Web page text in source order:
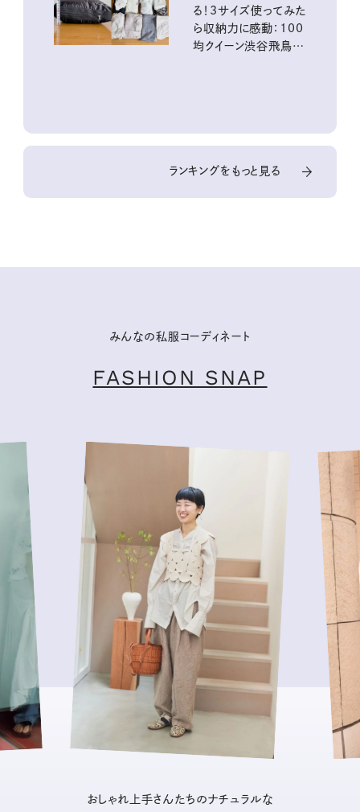
る！3サイズ使ってみた
ら収納力に感動：100
均クイーン渋谷飛鳥の
ランキングをもっと見る
みんなの私服コーディネート
FASHION SNAP
おしゃれ上手さんたちのナチュラルな